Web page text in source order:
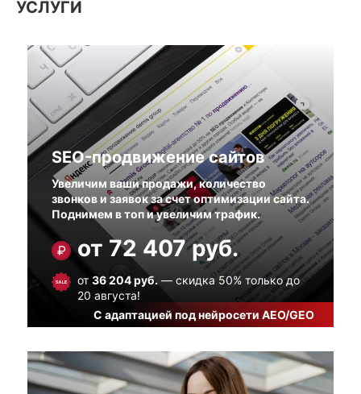
УСЛУГИ
SEO-продвижение сайтов
Увеличим ваши продажи, количество
звонков и заявок за счет оптимизации сайта.
Поднимем в топ и увеличим трафик.
от 72 407руб.
от 36 204руб. — скидка 50% только до
20 августа!
С адаптацией под нейросети AEO/GEO